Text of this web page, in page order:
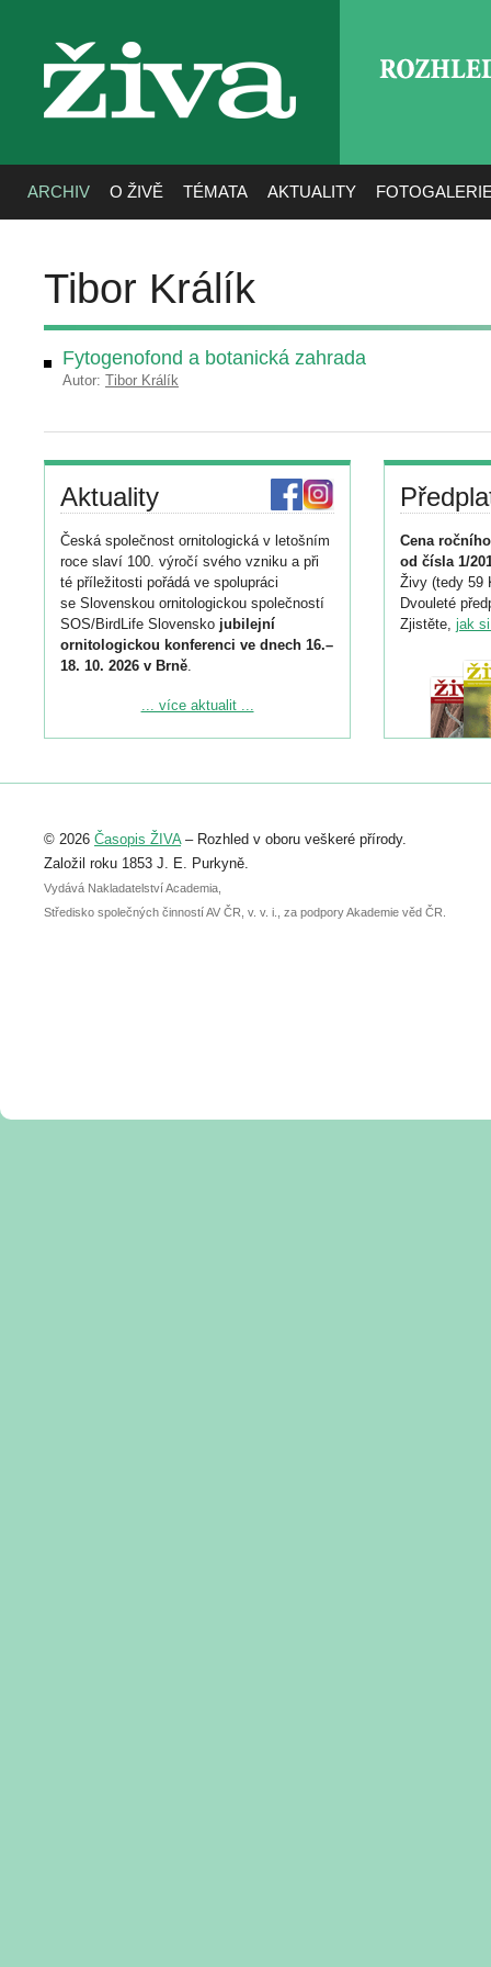
živa
ARCHIV O ŽIVĚ TÉMATA AKTUALITY
Tibor Králík
Fytogenofond a botanická zahrada
Autor: Tibor Králík
Aktuality
Česká společnost ornitologická v letošním
roce slaví 100. výročí svého vzniku a při
té příležitosti pořádá ve spolupráci
se Slovenskou ornitologickou společností
SOS/BirdLife Slovensko jubilejní
ornitologickou konferenci ve dnech 16.–
18. 10. 2026 v Brně.
Podrobnější informace ke konferenci
Registrovat se můžete do 6. září.
abstraktu přihlášené přednášky nebo
posteru je už 30. června.
... více aktualit ...
Cena
od čísla 1/
Živy (tedy 59
Dvouleté
Zjistěte, jak
© 2026 Časopis ŽIVA– Rozhled v oboru veškeré přírody.
Založil roku 1853 J. E. Purkyně.
Vydává Nakladatelství Academia,
Středisko společných činností AV ČR, v. v. i., za podpory Akademie věd ČR.